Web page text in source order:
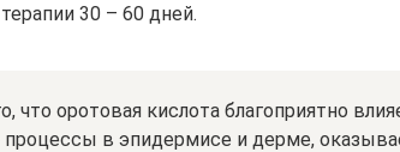
30 – 60 дней.
что оротовая кислота благоприятно
в эпидермисе и дерме,